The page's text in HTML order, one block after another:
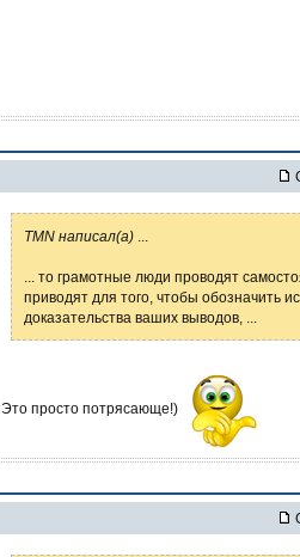
TMN написал(а)
... то грамотные люди проводят
приводят для того, чтобы обозначить
доказательства ваших выводов, ...
Это просто потрясающе!)